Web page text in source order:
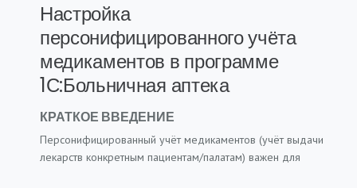
Настройка
персонифицированного учёта
медикаментов в программе
1С:Больничная аптека
КРАТКОЕ ВВЕДЕНИЕ
Персонифицированный учёт медикаментов (учёт выдачи
лекарств конкретным пациентам/палатам) важен для